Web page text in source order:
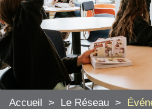
Accueil > Le Réseau >